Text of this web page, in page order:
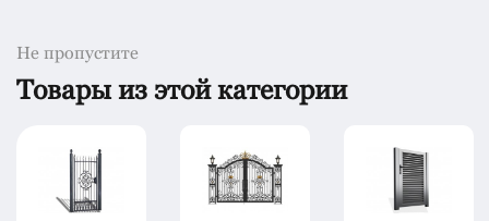
Не пропустите
Товары из этой категории